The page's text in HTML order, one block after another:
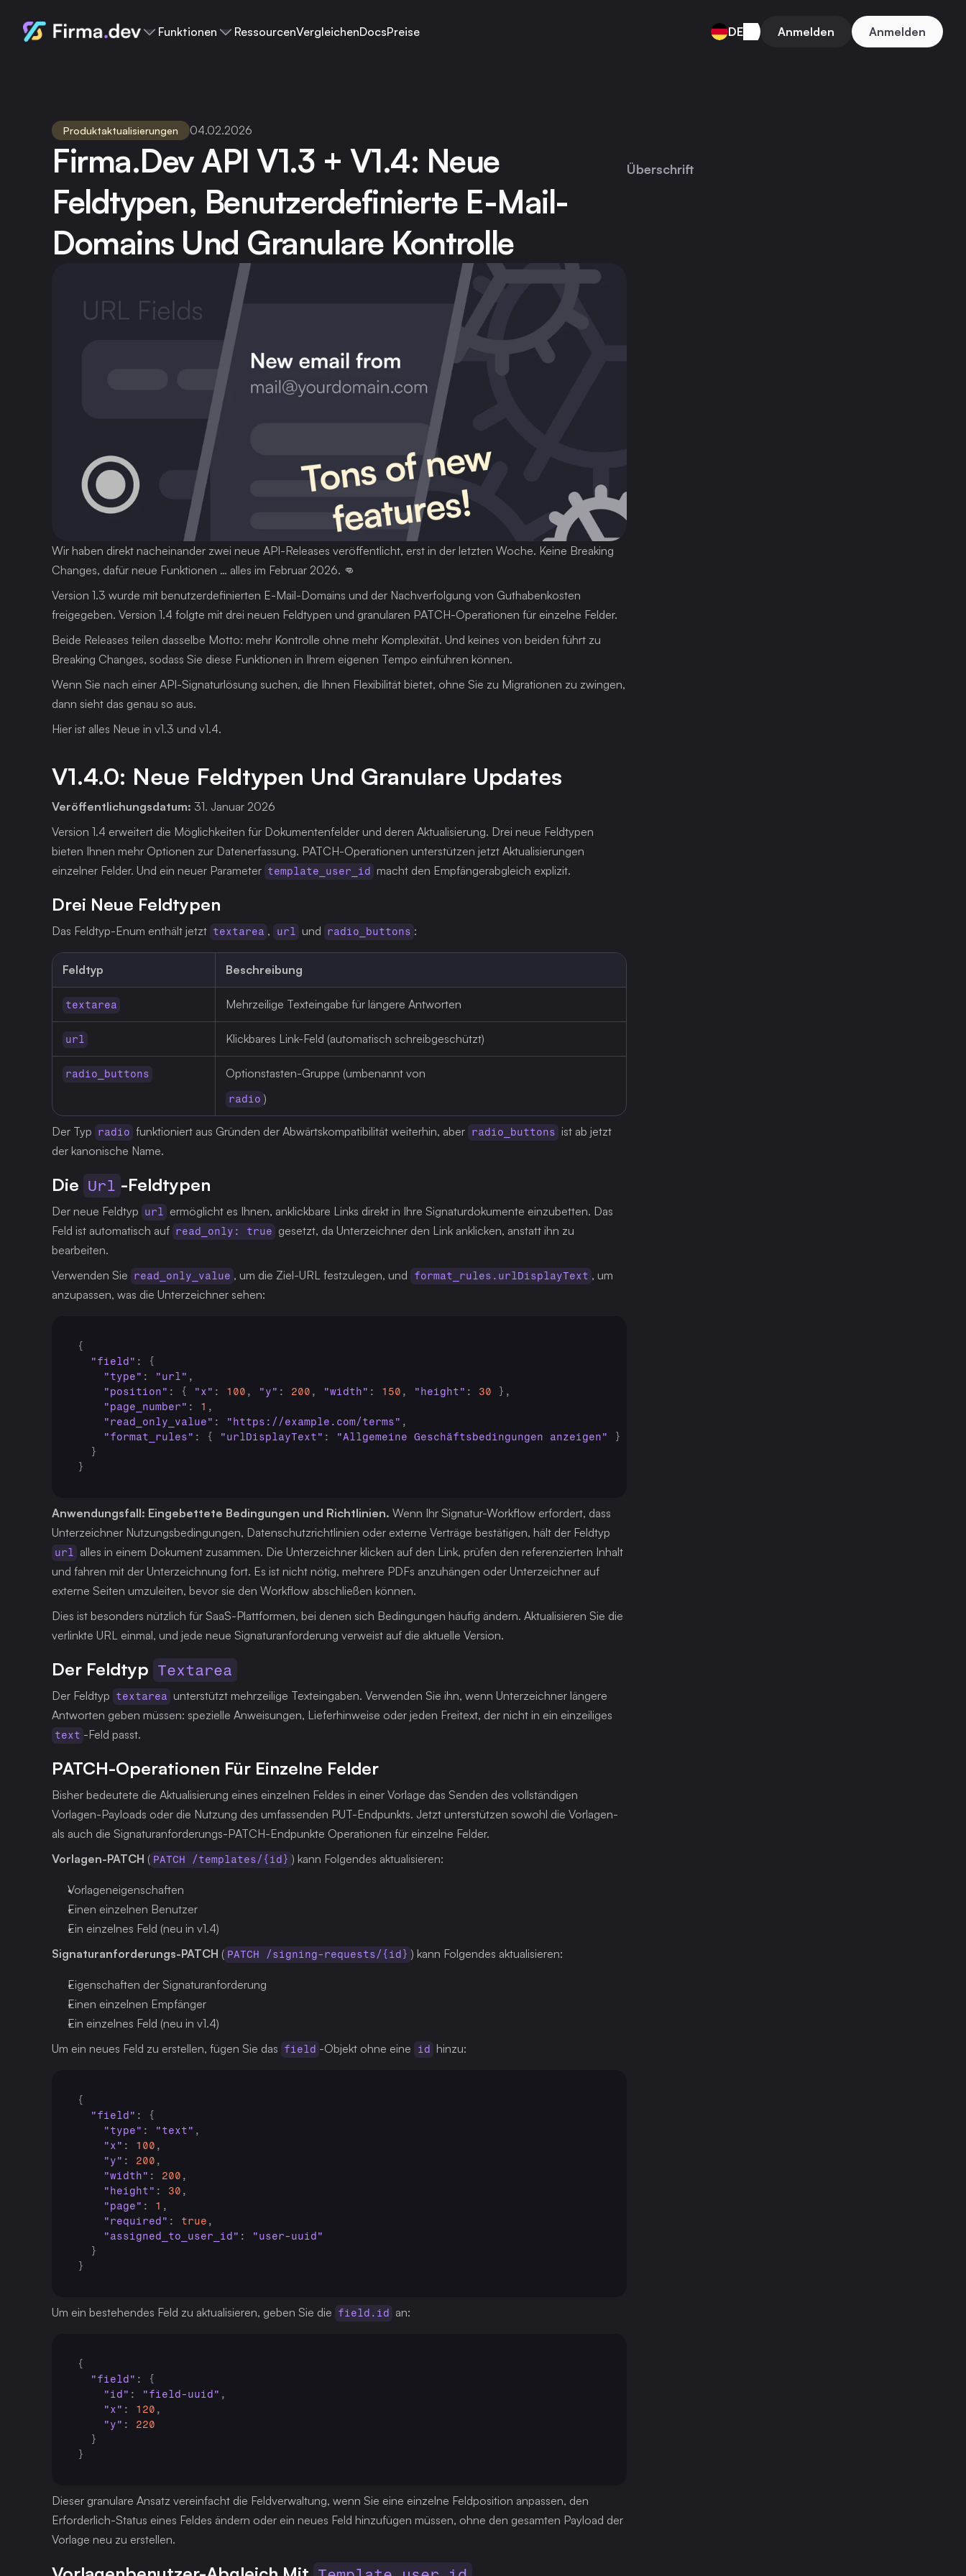
Funktionen RessourcenVergleichenDocsPreise DE Anmelden Anmelden
Produktaktualisierungen 04.02.2026
Firma.dev API V1.3 + V1.4: Neue
Feldtypen, Benutzerdefinierte E-Mail-
Domains Und Granulare Kontrolle
Wir haben direkt nacheinander zwei neue API-Releases veröffentlicht, erst in der letzten Woche. Keine Breaking
Changes, dafür neue Funktionen … alles im Februar 2026. 👊
Version 1.3 wurde mit benutzerdefinierten E-Mail-Domains und der Nachverfolgung von Guthabenkosten
freigegeben. Version 1.4 folgte mit drei neuen Feldtypen und granularen PATCH-Operationen für einzelne Felder.
Beide Releases teilen dasselbe Motto: mehr Kontrolle ohne mehr Komplexität. Und keines von beiden führt zu
Breaking Changes, sodass Sie diese Funktionen in Ihrem eigenen Tempo einführen können.
Wenn Sie nach einer API-Signaturlösung suchen, die Ihnen Flexibilität bietet, ohne Sie zu Migrationen zu zwingen,
dann sieht das genau so aus.
Hier ist alles Neue in v1.3 und v1.4.
V1.4.0: Neue Feldtypen Und Granulare Updates
Veröffentlichungsdatum: 31. Januar 2026
Version 1.4 erweitert die Möglichkeiten für Dokumentenfelder und deren Aktualisierung. Drei neue Feldtypen
bieten Ihnen mehr Optionen zur Datenerfassung. PATCH-Operationen unterstützen jetzt Aktualisierungen
einzelner Felder. Und ein neuer Parameter template_user_id macht den Empfängerabgleich explizit.
Drei Neue Feldtypen
Das Feldtyp-Enum enthält jetzt textarea , url und radio_buttons :
Feldtyp Beschreibung
textarea Mehrzeilige Texteingabe für längere Antworten
url Klickbares Link-Feld (automatisch schreibgeschützt)
radio_buttons Optionstasten-Gruppe (umbenannt von
radio )
Der Typ radio funktioniert aus Gründen der Abwärtskompatibilität weiterhin, aber radio_buttons ist ab jetzt
der kanonische Name.
Die Url -Feldtypen
Der neue Feldtyp url ermöglicht es Ihnen, anklickbare Links direkt in Ihre Signaturdokumente einzubetten. Das
Feld ist automatisch auf read_only: true gesetzt, da Unterzeichner den Link anklicken, anstatt ihn zu
bearbeiten.
Verwenden Sie read_only_value , um die Ziel-URL festzulegen, und format_rules.urlDisplayText , um
anzupassen, was die Unterzeichner sehen:
{
"field" :
{
"type" : "url" ,
"position" : { "x" : 100 , "y" : 200 , "width" : 150 , "height" : 30 } ,
"page_number" : 1 ,
"read_only_value" : "https://example.com/terms" ,
"format_rules" : { "urlDisplayText" : "Allgemeine Geschäftsbedingungen anzeigen"
}
}
}
Anwendungsfall: Eingebettete Bedingungen und Richtlinien. Wenn Ihr Signatur-Workflow erfordert, dass
url alles in einem Dokument zusammen. Die Unterzeichner klicken auf den Link, prüfen den referenzierten Inhalt
und fahren mit der Unterzeichnung fort. Es ist nicht nötig, mehrere PDFs anzuhängen oder Unterzeichner auf
externe Seiten umzuleiten, bevor sie den Workflow abschließen können.
Dies ist besonders nützlich für SaaS-Plattformen, bei denen sich Bedingungen häufig ändern. Aktualisieren Sie die
verlinkte URL einmal, und jede neue Signaturanforderung verweist auf die aktuelle Version.
Der Feldtyp Textarea
Der Feldtyp textarea unterstützt mehrzeilige Texteingaben. Verwenden Sie ihn, wenn Unterzeichner längere
text -Feld passt.
PATCH-Operationen Für Einzelne Felder
Bisher bedeutete die Aktualisierung eines einzelnen Feldes in einer Vorlage das Senden des vollständigen
Vorlagen-Payloads oder die Nutzung des umfassenden PUT-Endpunkts. Jetzt unterstützen sowohl die Vorlagen-
als auch die Signaturanforderungs-PATCH-Endpunkte Operationen für einzelne Felder.
Vorlagen-PATCH ( PATCH /templates/{id} ) kann Folgendes aktualisieren:
Vorlageneigenschaften
Einen einzelnen Benutzer
Ein einzelnes Feld (neu in v1.4)
Signaturanforderungs-PATCH ( PATCH /signing-requests/{id} ) kann Folgendes aktualisieren:
Eigenschaften der Signaturanforderung
Einen einzelnen Empfänger
Ein einzelnes Feld (neu in v1.4)
Um ein neues Feld zu erstellen, fügen Sie das field -Objekt ohne eine id hinzu:
{
"field" :
{
"type" : "text" ,
"x" : 100 ,
"y" : 200 ,
"width" : 200 ,
"height" : 30 ,
"page" : 1 ,
"required" : true ,
"assigned_to_user_id" :
"user-uuid"
}
}
Um ein bestehendes Feld zu aktualisieren, geben Sie die field.id an:
{
"field" :
{
"id" : "field-uuid" ,
"x" : 120 ,
"y" :
220
}
}
Dieser granulare Ansatz vereinfacht die Feldverwaltung, wenn Sie eine einzelne Feldposition anpassen, den
Erforderlich-Status eines Feldes ändern oder ein neues Feld hinzufügen müssen, ohne den gesamten Payload der
Vorlage neu zu erstellen.
Überschrift